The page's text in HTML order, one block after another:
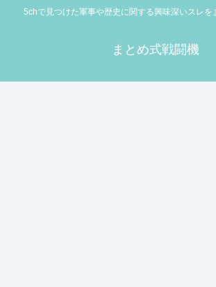
5chで見つけた軍事や歴史に関する興味深いスレを
まとめ式戦闘機